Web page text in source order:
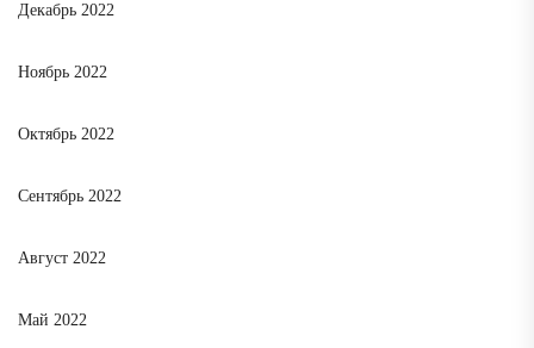
Декабрь 2022
Ноябрь 2022
Октябрь 2022
Сентябрь 2022
Август 2022
Май 2022